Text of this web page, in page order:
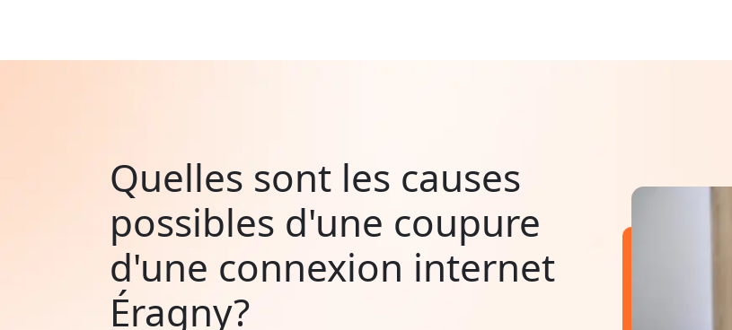
Quelles sont les causes
possibles d'une coupure
d'une connexion internet
Éragny?